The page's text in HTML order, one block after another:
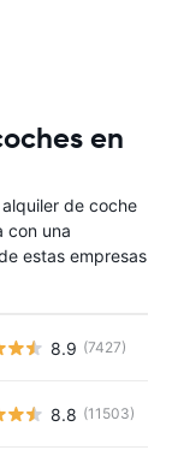
en
de coche
con una
estas empresas
8.9 (7427)
8.8 (11503)